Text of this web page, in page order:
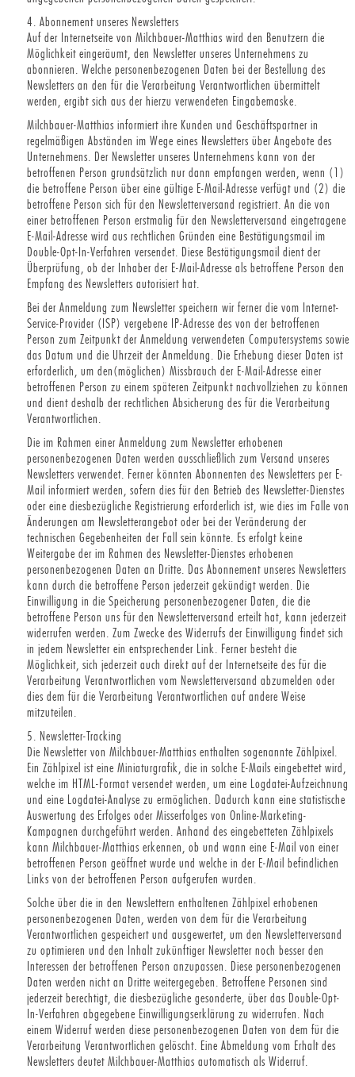
4. Abonnement unseres Newsletters
Auf der Internetseite von Milchbauer-Matthias wird den Benutzern die
Möglichkeit eingeräumt, den Newsletter unseres Unternehmens zu
abonnieren. Welche personenbezogenen Daten bei der Bestellung des
Newsletters an den für die Verarbeitung Verantwortlichen übermittelt
werden, ergibt sich aus der hierzu verwendeten Eingabemaske.
Milchbauer-Matthias informiert ihre Kunden und Geschäftspartner in
regelmäßigen Abständen im Wege eines Newsletters über Angebote des
Unternehmens. Der Newsletter unseres Unternehmens kann von der
betroffenen Person grundsätzlich nur dann empfangen werden, wenn (1)
die betroffene Person über eine gültige E-Mail-Adresse verfügt und (2) die
betroffene Person sich für den Newsletterversand registriert. An die von
einer betroffenen Person erstmalig für den Newsletterversand eingetragene
E-Mail-Adresse wird aus rechtlichen Gründen eine Bestätigungsmail im
Double-Opt-In-Verfahren versendet. Diese Bestätigungsmail dient der
Überprüfung, ob der Inhaber der E-Mail-Adresse als betroffene Person den
Empfang des Newsletters autorisiert hat.
Bei der Anmeldung zum Newsletter speichern wir ferner die vom Internet-
Service-Provider (ISP) vergebene IP-Adresse des von der betroffenen
Person zum Zeitpunkt der Anmeldung verwendeten Computersystems sowie
das Datum und die Uhrzeit der Anmeldung. Die Erhebung dieser Daten ist
erforderlich, um den(möglichen) Missbrauch der E-Mail-Adresse einer
betroffenen Person zu einem späteren Zeitpunkt nachvollziehen zu können
und dient deshalb der rechtlichen Absicherung des für die Verarbeitung
Verantwortlichen.
Die im Rahmen einer Anmeldung zum Newsletter erhobenen
personenbezogenen Daten werden ausschließlich zum Versand unseres
Newsletters verwendet. Ferner könnten Abonnenten des Newsletters per E-
Mail informiert werden, sofern dies für den Betrieb des Newsletter-Dienstes
oder eine diesbezügliche Registrierung erforderlich ist, wie dies im Falle von
Änderungen am Newsletterangebot oder bei der Veränderung der
technischen Gegebenheiten der Fall sein könnte. Es erfolgt keine
Weitergabe der im Rahmen des Newsletter-Dienstes erhobenen
personenbezogenen Daten an Dritte. Das Abonnement unseres Newsletters
kann durch die betroffene Person jederzeit gekündigt werden. Die
Einwilligung in die Speicherung personenbezogener Daten, die die
betroffene Person uns für den Newsletterversand erteilt hat, kann jederzeit
widerrufen werden. Zum Zwecke des Widerrufs der Einwilligung findet sich
in jedem Newsletter ein entsprechender Link. Ferner besteht die
Möglichkeit, sich jederzeit auch direkt auf der Internetseite des für die
Verarbeitung Verantwortlichen vom Newsletterversand abzumelden oder
dies dem für die Verarbeitung Verantwortlichen auf andere Weise
mitzuteilen.
5. Newsletter-Tracking
Die Newsletter von Milchbauer-Matthias enthalten sogenannte Zählpixel.
Ein Zählpixel ist eine Miniaturgrafik, die in solche E-Mails eingebettet wird,
welche im HTML-Format versendet werden, um eine Logdatei-Aufzeichnung
und eine Logdatei-Analyse zu ermöglichen. Dadurch kann eine statistische
Auswertung des Erfolges oder Misserfolges von Online-Marketing-
Kampagnen durchgeführt werden. Anhand des eingebetteten Zählpixels
kann Milchbauer-Matthias erkennen, ob und wann eine E-Mail von einer
betroffenen Person geöffnet wurde und welche in der E-Mail befindlichen
Links von der betroffenen Person aufgerufen wurden.
Solche über die in den Newslettern enthaltenen Zählpixel erhobenen
personenbezogenen Daten, werden von dem für die Verarbeitung
Verantwortlichen gespeichert und ausgewertet, um den Newsletterversand
zu optimieren und den Inhalt zukünftiger Newsletter noch besser den
Interessen der betroffenen Person anzupassen. Diese personenbezogenen
Daten werden nicht an Dritte weitergegeben. Betroffene Personen sind
jederzeit berechtigt, die diesbezügliche gesonderte, über das Double-Opt-
In-Verfahren abgegebene Einwilligungserklärung zu widerrufen. Nach
einem Widerruf werden diese personenbezogenen Daten von dem für die
Verarbeitung Verantwortlichen gelöscht. Eine Abmeldung vom Erhalt des
Newsletters deutet Milchbauer-Matthias automatisch als Widerruf.